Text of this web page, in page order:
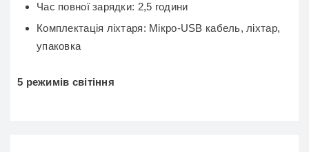
Час повної зарядки: 2,5 години
Комплектація ліхтаря: Мікро-USB кабель, ліхтар,
упаковка
5 режимів світіння